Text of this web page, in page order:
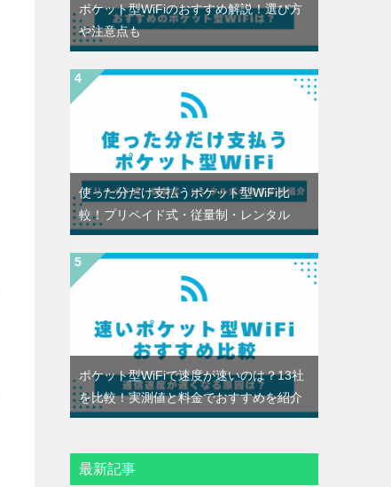
ポケット型WiFiのおすすめ解説！選び方
や注意点も
使った分だけ支払うポケット型WiFi比
較！プリペイド式・従量制・レンタル
ポケット型WiFiで速度が速いのは？13社
を比較！実測値と料金でおすすめを紹介
最新記事